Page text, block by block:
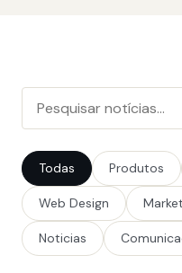
Todas Produtos
Web Design
Noticias